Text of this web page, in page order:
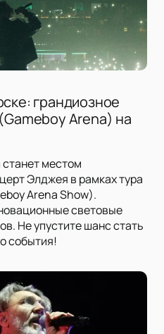
грандиозное
Arena) на
местом
Элджея в рамках тура
Arena Show).
световые
Не упустите шанс стать
события!